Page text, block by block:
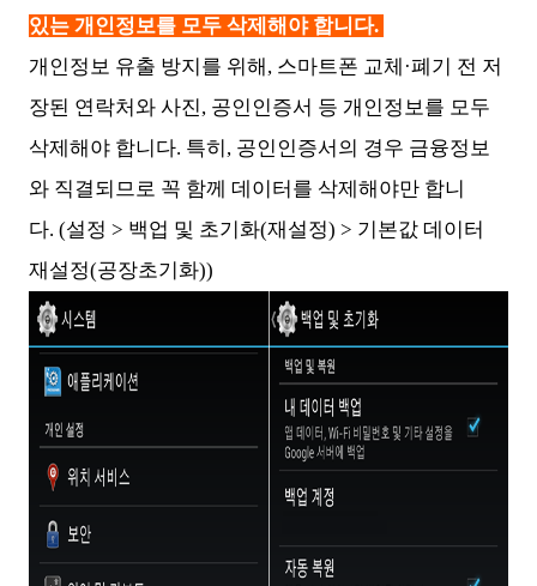
있는 개인정보를 모두 삭제해야 합니다.
개인정보 유출 방지를 위해, 스마트폰 교체·폐기 전 저
장된 연락처와 사진, 공인인증서 등 개인정보를 모두
삭제해야 합니다. 특히, 공인인증서의 경우 금융정보
와 직결되므로 꼭 함께 데이터를 삭제해야만 합니
다. (설정 > 백업 및 초기화(재설정) > 기본값 데이터
재설정(공장초기화))